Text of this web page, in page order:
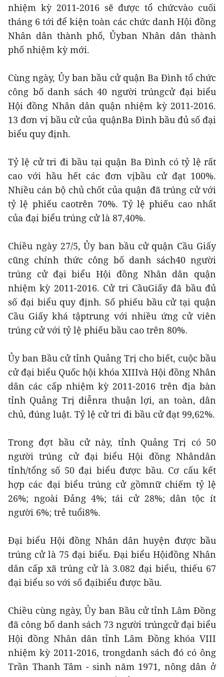
nhiệm kỳ 2011-2016 sẽ được tổ chứcvào cuối
tháng 6 tới để kiện toàn các chức danh Hội đồng
Nhân dân thành phố, Ủyban Nhân dân thành
phố nhiệm kỳ mới.
Cùng ngày, Ủy ban bầu cử quận Ba Đình tổ chức
công bố danh sách 40 người trúngcử đại biểu
Hội đồng Nhân dân quận nhiệm kỳ 2011-2016.
13 đơn vị bầu cử của quậnBa Đình bầu đủ số đại
biểu quy định.
Tỷ lệ cử tri đi bầu tại quận Ba Đình có tỷ lệ rất
cao với hầu hết các đơn vịbầu cử đạt 100%.
Nhiều cán bộ chủ chốt của quận đã trúng cử với
tỷ lệ phiếu caotrên 70%. Tỷ lệ phiếu cao nhất
của đại biểu trúng cử là 87,40%.
Chiều ngày 27/5, Ủy ban bầu cử quận Cầu Giấy
cũng chính thức công bố danh sách40 người
trúng cử đại biểu Hội đồng Nhân dân quận
nhiệm kỳ 2011-2016. Cử tri CầuGiấy đã bầu đủ
số đại biểu quy định. Số phiếu bầu cử tại quận
Cầu Giấy khá tậptrung với nhiều ứng cử viên
trúng cử với tỷ lệ phiếu bầu cao trên 80%.
Ủy ban Bầu cử tỉnh Quảng Trị cho biết, cuộc bầu
cử đại biểu Quốc hội khóa XIIIvà Hội đồng Nhân
dân các cấp nhiệm kỳ 2011-2016 trên địa bàn
tỉnh Quảng Trị diễnra thuận lợi, an toàn, dân
chủ, đúng luật. Tỷ lệ cử tri đi bầu cử đạt 99,62%.
Trong đợt bầu cử này, tỉnh Quảng Trị có 50
người trúng cử đại biểu Hội đồng Nhândân
tỉnh/tổng số 50 đại biểu được bầu. Cơ cấu kết
hợp các đại biểu trúng cử gồmnữ chiếm tỷ lệ
26%; ngoài Đảng 4%; tái cử 28%; dân tộc ít
người 6%; trẻ tuổi8%.
Đại biểu Hội đồng Nhân dân huyện được bầu
trúng cử là 75 đại biểu. Đại biểu Hộiđồng Nhân
dân cấp xã trúng cử là 3.082 đại biểu, thiếu 67
đại biểu so với số đạibiểu được bầu.
Chiều cùng ngày, Ủy ban Bầu cử tỉnh Lâm Đồng
đã công bố danh sách 73 người trúngcử đại biểu
Hội đồng Nhân dân tỉnh Lâm Đồng khóa VIII
nhiệm kỳ 2011-2016, trongdanh sách đó có ông
Trần Thanh Tâm - sinh năm 1971, nông dân ở